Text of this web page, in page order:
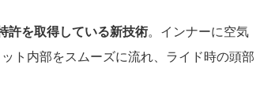
許を取得している新技術。インナーに空気
ト内部をスムーズに流れ、ライド時の頭部